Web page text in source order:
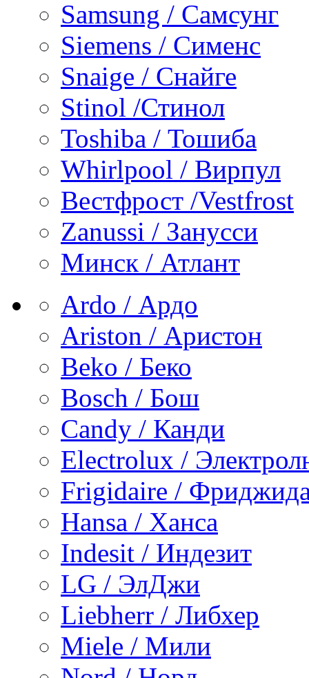
Samsung / Самсунг
Siemens / Сименс
Snaige / Снайге
Stinol /Стинол
Toshiba / Тошиба
Whirlpool / Вирпул
Вестфрост /Vestfrost
Zanussi / Занусси
Минск / Атлант
Ardo / Ардо
Ariston / Аристон
Beko / Беко
Bosch / Бош
Candy / Канди
Electrolux /
Frigidaire /
Hansa / Ханса
Indesit / Индезит
LG / ЭлДжи
Liebherr / Либхер
Miele / Мили